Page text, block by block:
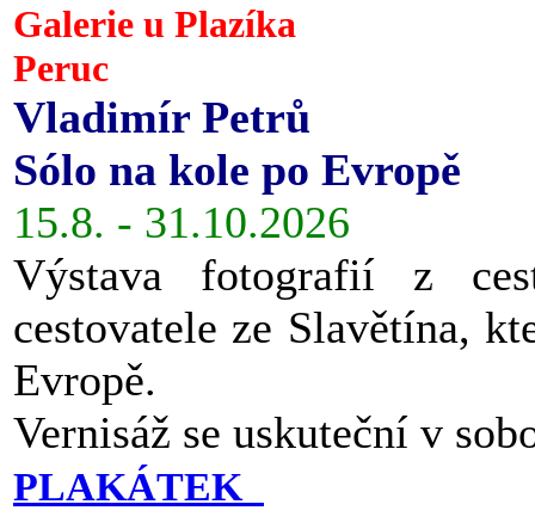
Galerie u Plazíka
Peruc
Vladimír Petrů
Sólo na kole po Evropě
15.8. - 31.10.2026
Výstava fotografií z
cestovatele ze Slavětína,
Evropě.
Vernisáž se uskuteční v
PLAKÁTEK